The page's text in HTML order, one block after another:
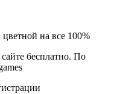
на все 100%
бесплатно. По